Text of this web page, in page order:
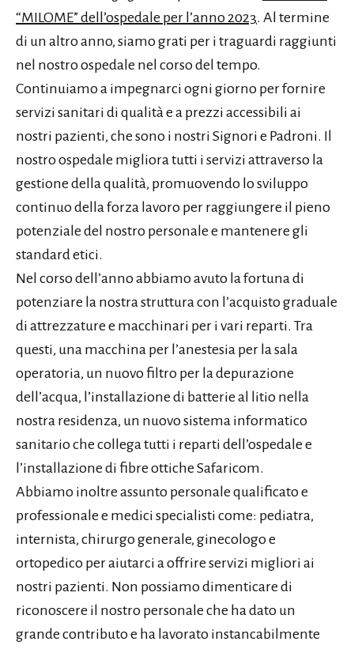
“MILOME” dell’ospedale per l’anno 2023. Al termine
di un altro anno, siamo grati per i traguardi raggiunti
nel nostro ospedale nel corso del tempo.
Continuiamo a impegnarci ogni giorno per fornire
servizi sanitari di qualità e a prezzi accessibili ai
nostri pazienti, che sono i nostri Signori e Padroni. Il
nostro ospedale migliora tutti i servizi attraverso la
gestione della qualità, promuovendo lo sviluppo
continuo della forza lavoro per raggiungere il pieno
potenziale del nostro personale e mantenere gli
standard etici.
Nel corso dell’anno abbiamo avuto la fortuna di
potenziare la nostra struttura con l’acquisto graduale
di attrezzature e macchinari per i vari reparti. Tra
questi, una macchina per l’anestesia per la sala
operatoria, un nuovo filtro per la depurazione
dell’acqua, l’installazione di batterie al litio nella
nostra residenza, un nuovo sistema informatico
sanitario che collega tutti i reparti dell’ospedale e
l’installazione di fibre ottiche Safaricom.
Abbiamo inoltre assunto personale qualificato e
professionale e medici specialisti come: pediatra,
internista, chirurgo generale, ginecologo e
ortopedico per aiutarci a offrire servizi migliori ai
nostri pazienti. Non possiamo dimenticare di
riconoscere il nostro personale che ha dato un
grande contributo e ha lavorato instancabilmente